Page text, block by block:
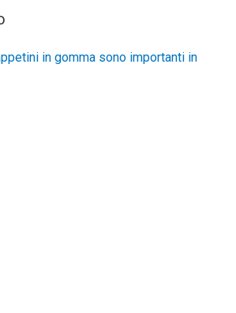
in gomma sono importanti in